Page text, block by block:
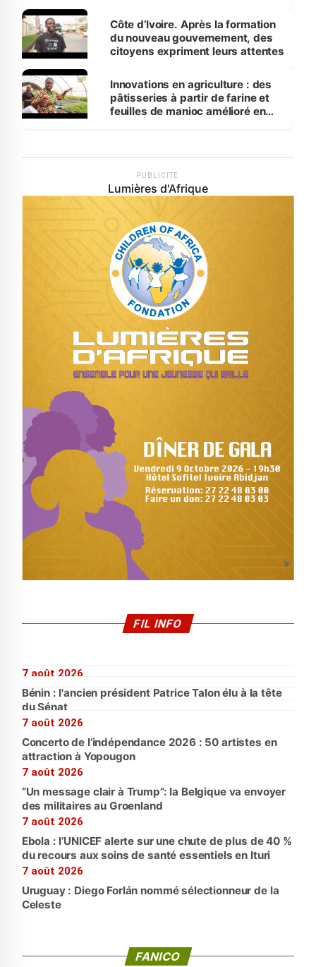
Côte d’Ivoire. Après la formation
du nouveau gouvernement, des
citoyens expriment leurs attentes
Innovations en agriculture : des
pâtisseries à partir de farine et
feuilles de manioc amélioré en
PUBLICITÉ
Lumières d'Afrique
FIL INFO
7 août 2026
Bénin : l'ancien président Patrice Talon élu à la tête
du Sénat
7 août 2026
Concerto de l’indépendance 2026 : 50 artistes en
attraction à Yopougon
7 août 2026
“Un message clair à Trump”: la Belgique va envoyer
des militaires au Groenland
7 août 2026
Ebola : l’UNICEF alerte sur une chute de plus de 40 %
du recours aux soins de santé essentiels en Ituri
7 août 2026
Uruguay : Diego Forlán nommé sélectionneur de la
Celeste
FANICO